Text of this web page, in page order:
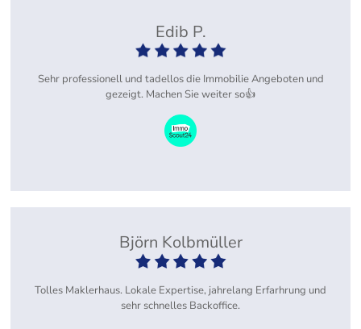
Edib P.
Sehr professionell und tadellos die Immobilie Angeboten und
gezeigt. Machen Sie weiter so👍
Björn Kolbmüller
Tolles Maklerhaus. Lokale Expertise, jahrelang Erfarhrung und
sehr schnelles Backoffice.